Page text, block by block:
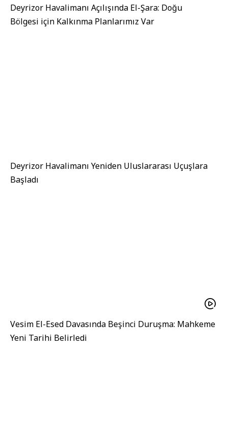
Deyrizor Havalimanı Açılışında El-Şara: Doğu
Bölgesi için Kalkınma Planlarımız Var
Deyrizor Havalimanı Yeniden Uluslararası Uçuşlara
Başladı
Vesim El-Esed Davasında Beşinci Duruşma: Mahkeme
Yeni Tarihi Belirledi